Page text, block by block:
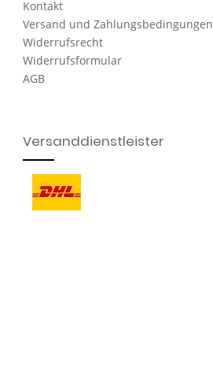
Kontakt
Versand und Zahlungsbedingungen
Widerrufsrecht
Widerrufsformular
AGB
Versanddienstleister